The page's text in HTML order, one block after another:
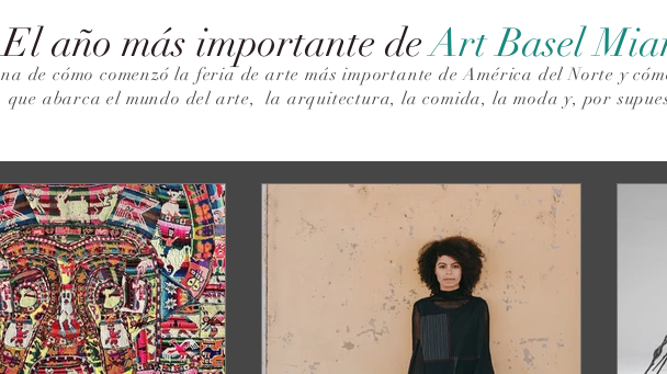
El año más importante deArt Basel
de cómo comenzó la feria de arte más importante de América del Norte y
que abarca el mundo del arte,la arquitectura, la comida, la moda y, por